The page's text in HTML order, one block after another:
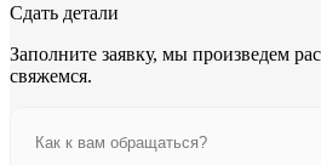
Сдать детали
Заполните заявку, мы произведем
свяжемся.